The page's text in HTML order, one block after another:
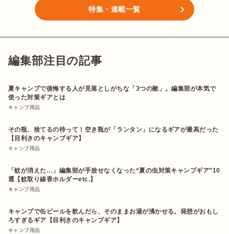
特集・連載一覧
編集部注目の記事
夏キャンプで後悔する人が見落としがちな「3つの敵」。編集部が本気で
使った対策ギアとは
キャンプ用品
その瓶、捨てるの待って！空き瓶が「ランタン」になるギアが最高だった
【目利きのキャンプギア】
キャンプ用品
「蚊が消えた…」編集部が手放せなくなった“夏の虫対策キャンプギア”10
選【蚊取り線香ホルダーetc.】
キャンプ用品
キャンプで缶ビールを飲んだら、そのままお湯が沸かせる。発想がおもし
ろすぎるギア【目利きのキャンプギア】
キャンプ用品